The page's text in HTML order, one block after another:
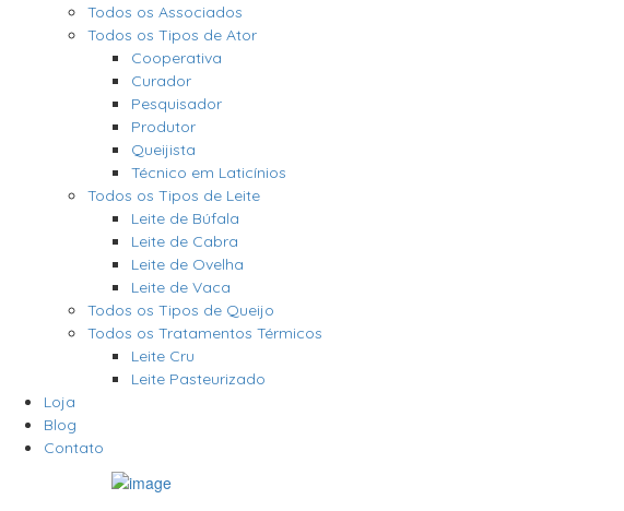
Todos os Associados
Todos os Tipos de Ator
Cooperativa
Curador
Pesquisador
Produtor
Queijista
Técnico em Laticínios
Todos os Tipos de Leite
Leite de Búfala
Leite de Cabra
Leite de Ovelha
Leite de Vaca
Todos os Tipos de Queijo
Todos os Tratamentos Térmicos
Leite Cru
Leite Pasteurizado
Loja
Blog
Contato